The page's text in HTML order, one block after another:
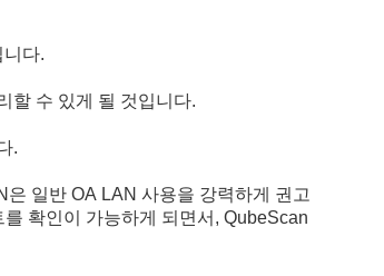
다.
할 수 있게 될 것입니다.
.
일반 OA LAN 사용을 강력하게 권고
확인이 가능하게 되면서, QubeScan